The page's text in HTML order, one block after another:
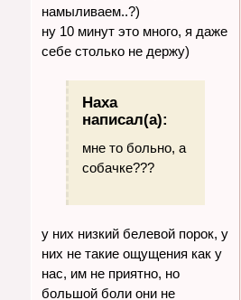
намыливаем..?)
ну 10 минут это много, я даже
себе столько не держу)
Наха
написал(а):
мне то больно, а
собачке???
у них низкий белевой порок, у
них не такие ощущения как у
нас, им не приятно, но
большой боли они не